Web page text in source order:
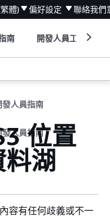
體) 偏好設定 聯絡我們
南 開發人員工具
發人員指南
發人員指南位置
湖
容有任何歧義或不一